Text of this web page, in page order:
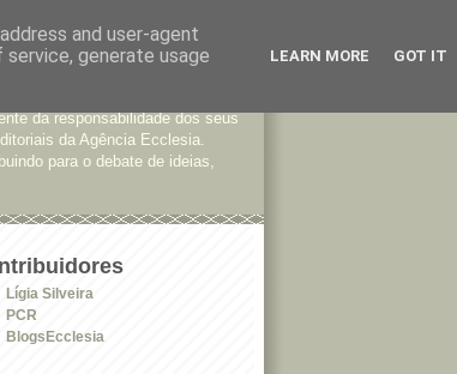
da responsabilidade dos seus
da Agência Ecclesia.
para o debate de ideias,
Lígia Silveira
PCR
BlogsEcclesia
and user-agent
generate usage
LEARN MORE GOT IT